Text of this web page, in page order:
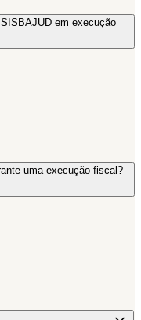
em execução
uma execução fiscal?